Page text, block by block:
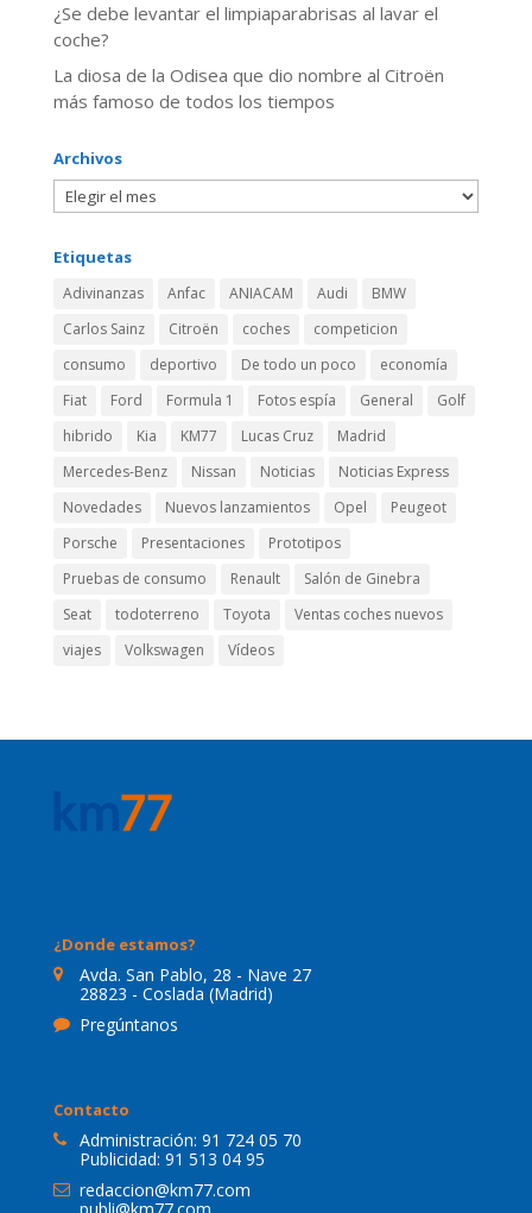
¿Se debe levantar el limpiaparabrisas al lavar el
coche?
La diosa de la Odisea que dio nombre al Citroën
más famoso de todos los tiempos
Archivos
Etiquetas
Adivinanzas Anfac ANIACAM Audi
BMW
Carlos Sainz
Citroën coches
competicion
consumo
deportivo De todo un poco
economía
Fiat
Ford Formula 1 Fotos espía General
Golf
hibrido
Kia KM77 Lucas Cruz
Madrid
Mercedes-Benz
Nissan Noticias
Noticias Express
Novedades
Nuevos lanzamientos Opel
Peugeot
Porsche
Presentaciones
Prototipos
Pruebas de consumo
Renault
Salón de Ginebra
Seat
todoterreno Toyota
Ventas coches nuevos
viajes
Volkswagen Vídeos
¿Donde estamos?
Avda. San Pablo, 28 - Nave 27
28823 - Coslada (Madrid)
Pregúntanos
Contacto
Administración: 91 724 05 70
Publicidad: 91 513 04 95
redaccion@km77.com